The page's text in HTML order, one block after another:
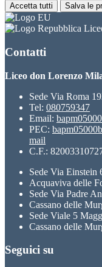
Accetta tutti Salva le
Contatti
Liceo don Lorenzo
Sede Via Roma
Tel: 080759347
Email:
PEC:
mail
C.F.:
Sede Via Einstein
Acquaviva delle
Sede Via Padre
Cassano delle
Sede Viale 5
Cassano delle
Seguici su